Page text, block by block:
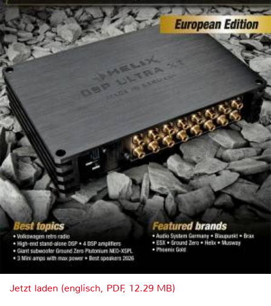
Jetzt laden (englisch, PDF, 12.29 MB)